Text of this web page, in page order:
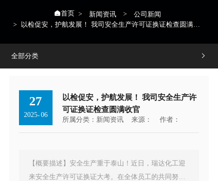
首页 新闻资讯
公司新闻
以检促安，护航发展！ 我司安全生产许可证换证检查圆满收
全部分类 
27
2025-06
以检促安，护航发展！ 我司安全生产许
可证换证检查圆满收官
所属分类： 新闻资讯 来源： 作者：
【概要描述】安全生产重于泰山！近日，瑞达化工迎
来安全生产许可证换证大考。在全体员工的共同努力